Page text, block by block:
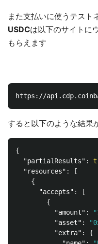
また支払いに使うテスト
USDCは以下のサイトに
もらえます
https://
すると以下のような結果
{
"partialResults" :
"resources" :
[
{
"accepts" :
[
{
"amount" :
"asset" :
"extra" :
{